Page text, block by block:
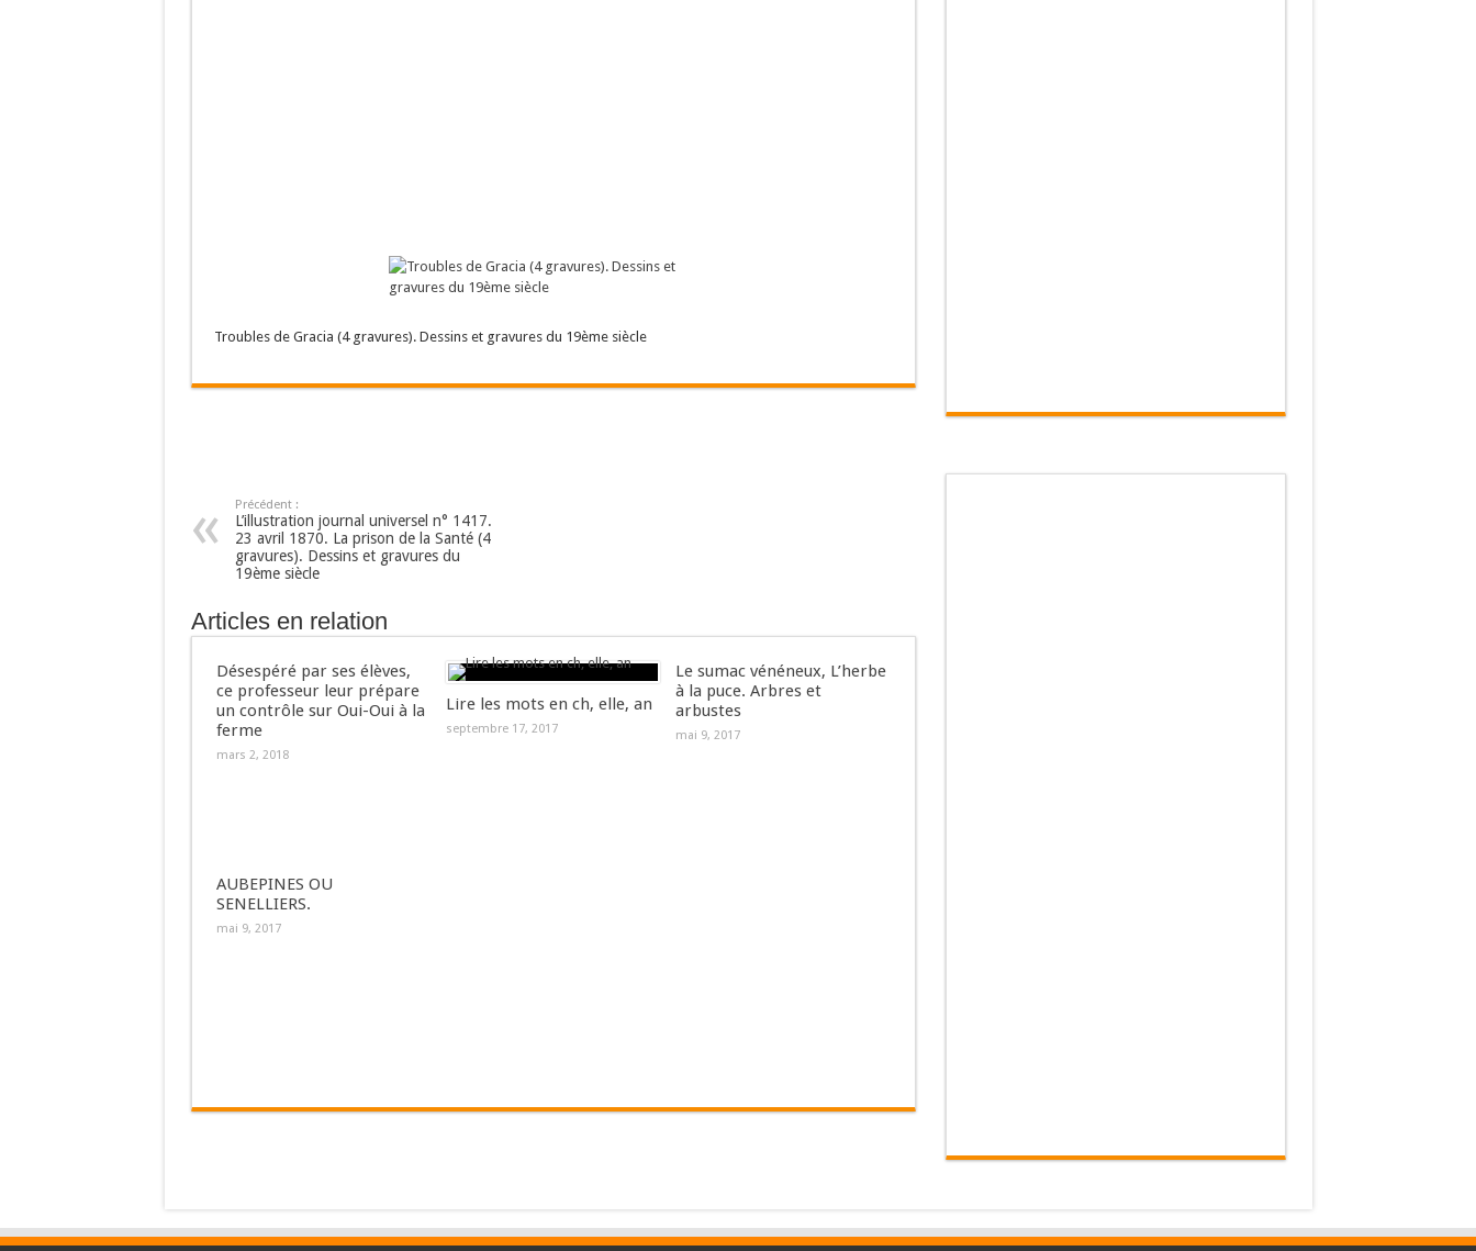
Troubles de Gracia (4 gravures). Dessins et gravures du 19ème siècle
Précédent :
L’illustration journal universel n° 1417.
23 avril 1870. La prison de la Santé (4
gravures). Dessins et gravures du
19ème siècle
Articles en relation
Désespéré par ses élèves,
ce professeur leur prépare
un contrôle sur Oui-Oui à la
ferme
mars 2, 2018
Lire les mots en ch, elle, an
septembre 17, 2017
Le sumac vénéneux, L’herbe
à la puce. Arbres et
arbustes
mai 9, 2017
AUBEPINES OU
SENELLIERS.
mai 9, 2017